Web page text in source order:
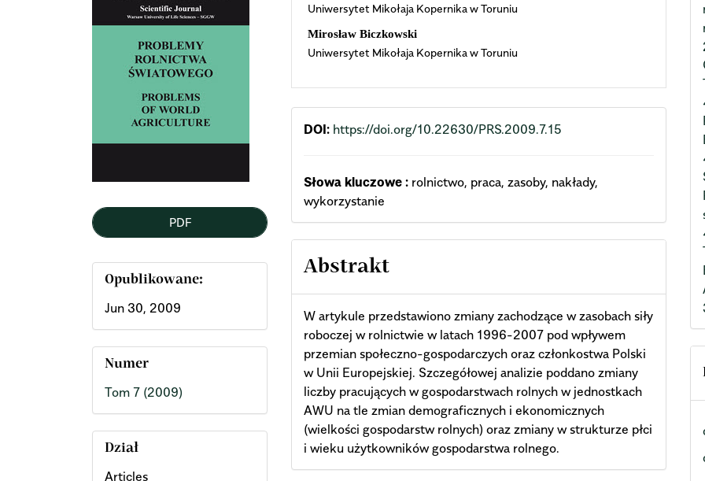
Sidebar
PDF
Opublikowane:
Jun 30, 2009
Numer
Tom 7 (2009)
Dział
Articles
Article
Content
Uniwersytet Mikołaja Kopernika w Toruniu
Mirosław Biczkowski
Uniwersytet Mikołaja Kopernika w Toruniu
DOI: https://doi.org/10.22630/PRS.2009.7.15
Słowa kluczowe : rolnictwo, praca, zasoby, nakłady,
wykorzystanie
Abstrakt
W artykule przedstawiono zmiany zachodzące w zasobach siły
roboczej w rolnictwie w latach 1996-2007 pod wpływem
przemian społeczno-gospodarczych oraz członkostwa Polski
w Unii Europejskiej. Szczegółowej analizie poddano zmiany
liczby pracujących w gospodarstwach rolnych w jednostkach
AWU na tle zmian demograficznych i ekonomicznych
(wielkości gospodarstw rolnych) oraz zmiany w strukturze płci
i wieku użytkowników gospodarstwa rolnego.